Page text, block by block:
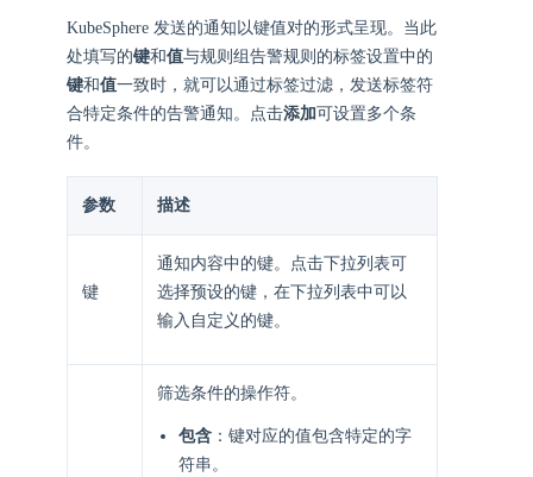
KubeSphere 发送的通知以键值对的形式呈现。当此
处填写的键和值与规则组告警规则的标签设置中的
键和值一致时，就可以通过标签过滤，发送标签符
合特定条件的告警通知。点击添加可设置多个条
件。
参数 描述
键
通知内容中的键。点击下拉列表可
选择预设的键，在下拉列表中可以
输入自定义的键。
筛选条件的操作符。
包含 ：键对应的值包含特定的字
符串。